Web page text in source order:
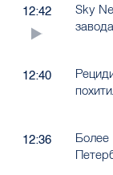
12:42
Sky
12:40
12:36
Более